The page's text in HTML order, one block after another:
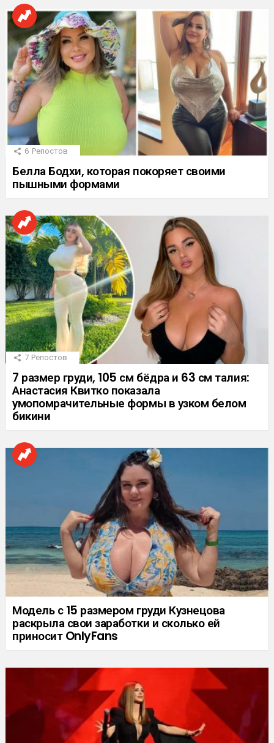
6 Репостов
Белла Бодхи, которая покоряет своими
пышными формами
7 Репостов
7 размер груди, 105 см бёдра и 63 см талия:
Анастасия Квитко показала
умопомрачительные формы в узком белом
бикини
Модель с 15 размером груди Кузнецова
раскрыла свои заработки и сколько ей
приносит OnlyFans